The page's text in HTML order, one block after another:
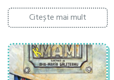
Citește mai mult